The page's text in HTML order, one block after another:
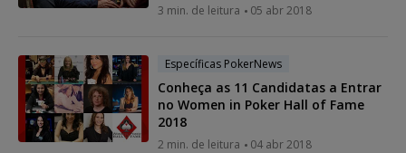
3 min. de leitura 05 abr 2018
Específicas PokerNews
Conheça as 11 Candidatas a Entrar
no Women in Poker Hall of Fame
2018
2 min. de leitura 04 abr 2018